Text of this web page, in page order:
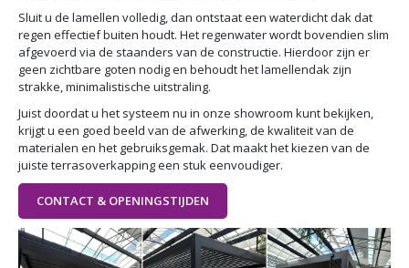
Sluit u de lamellen volledig, dan ontstaat een waterdicht dak dat
regen effectief buiten houdt. Het regenwater wordt bovendien slim
afgevoerd via de staanders van de constructie. Hierdoor zijn er
geen zichtbare goten nodig en behoudt het lamellendak zijn
strakke, minimalistische uitstraling.
Juist doordat u het systeem nu in onze showroom kunt bekijken,
krijgt u een goed beeld van de afwerking, de kwaliteit van de
materialen en het gebruiksgemak. Dat maakt het kiezen van de
juiste terrasoverkapping een stuk eenvoudiger.
CONTACT & OPENINGSTIJDEN